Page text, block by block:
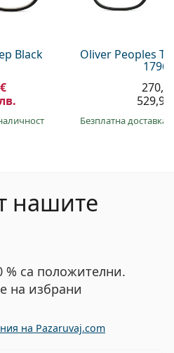
Black Oliver Peoples
1796
Безплатна доставка
нашите
% са положителни.
на избрани
на Pazaruvaj.com